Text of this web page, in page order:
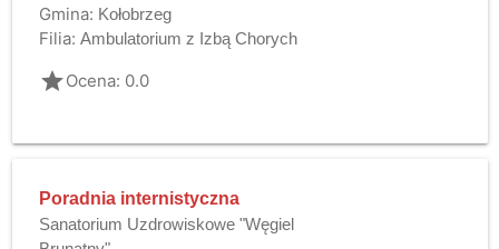
Gmina: Kołobrzeg
Filia: Ambulatorium z Izbą Chorych
gradeOcena: 0.0
Poradnia internistyczna
Sanatorium Uzdrowiskowe "Węgiel